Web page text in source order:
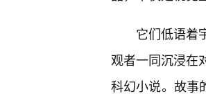
它们低语着
观者一同沉浸在
科幻小说。故事